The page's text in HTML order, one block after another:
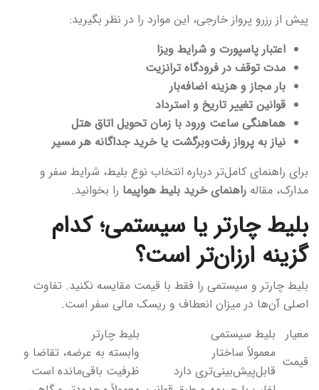
پیش از رزرو پرواز خارجی، این موارد را در نظر بگیرید:
اعتبار پاسپورت و شرایط ویزا
مدت توقف در فرودگاه ترانزیت
بار مجاز و هزینه اضافه‌بار
قوانین تغییر تاریخ و استرداد
هماهنگی ساعت ورود با زمان تحویل اتاق هتل
نیاز به پرواز رفت‌وبرگشت یا خرید جداگانه هر مسیر
برای راهنمای کامل‌تر درباره انتخاب نوع بلیط، شرایط سفر و
مدارک، مقاله راهنمای خرید بلیط هواپیما را بخوانید.
بلیط چارتر یا سیستمی؛ کدام
گزینه ارزان‌تر است؟
بلیط چارتر و سیستمی را فقط با قیمت مقایسه نکنید. تفاوت
اصلی آن‌ها در میزان انعطاف و ریسک مالی سفر است.
معیار بلیط سیستمی
بلیط چارتر
قیمت
معمولاً ساختار
قابل‌پیش‌بینی‌تری دارد
وابسته به عرضه، تقاضا و
ظرفیت باقی‌مانده است